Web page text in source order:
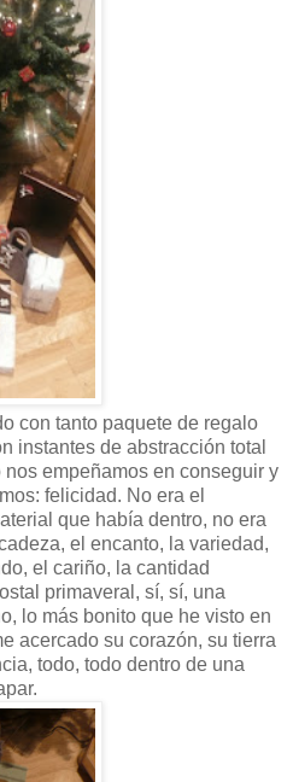
con tanto paquete de regalo
instantes de abstracción total
empeñamos en conseguir y
felicidad. No era el
que había dentro, no era
el encanto, la variedad,
el cariño, la cantidad
primaveral, sí, sí, una
lo más bonito que he visto en
acercado su corazón, su tierra
todo, todo dentro de una